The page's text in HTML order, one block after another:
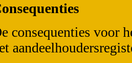
consequenties voor